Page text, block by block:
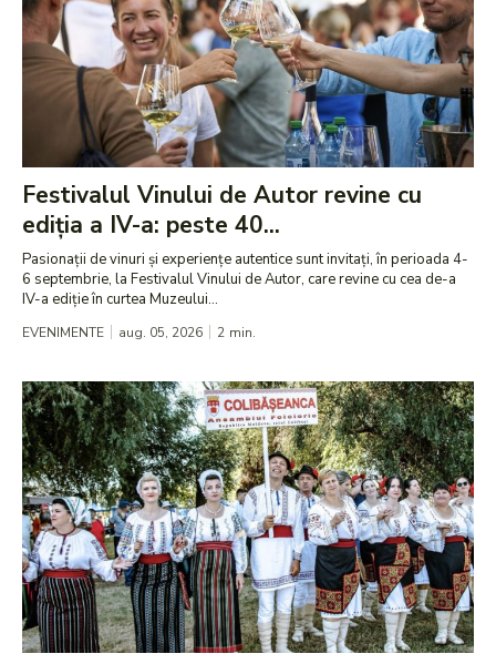
Festivalul Vinului de Autor revine cu
ediția a IV-a: peste 40...
Pasionații de vinuri și experiențe autentice sunt invitați, în perioada 4-
6 septembrie, la Festivalul Vinului de Autor, care revine cu cea de-a
IV-a ediție în curtea Muzeului...
EVENIMENTE aug. 05, 2026 2 min.